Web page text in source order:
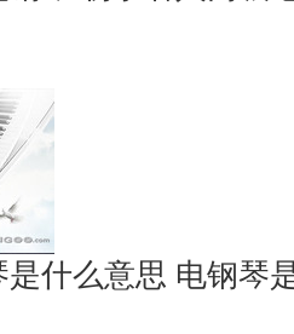
什么意思 电钢琴